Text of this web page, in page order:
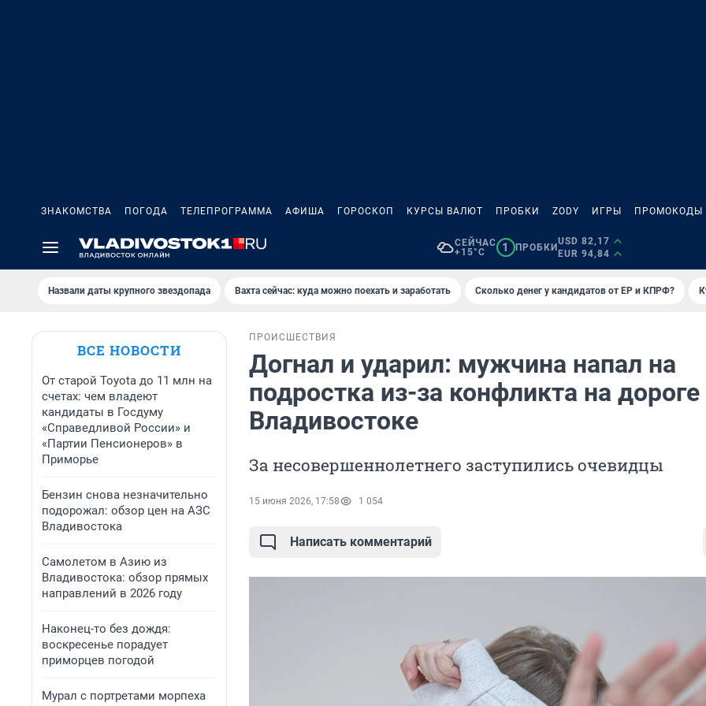
ЗНАКОМСТВА ПОГОДА ТЕЛЕПРОГРАММА АФИША ГОРОСКОП КУРСЫ ВАЛЮТ ПРОБКИ ZODY ИГРЫ ПРОМОКОДЫ
СЕЙЧАС
+15°C
1 ПРОБКИ
USD 82,17
EUR 94,84
Назвали даты крупного звездопада Вахта сейчас: куда можно поехать и заработать Сколько денег у кандидатов от ЕР и КПРФ?
ВСЕ НОВОСТИ
От старой Toyota до 11 млн на
счетах: чем владеют
кандидаты в Госдуму
«Справедливой России» и
«Партии Пенсионеров» в
Приморье
Бензин снова незначительно
подорожал: обзор цен на АЗС
Владивостока
Самолетом в Азию из
Владивостока: обзор прямых
направлений в 2026 году
Наконец-то без дождя:
воскресенье порадует
приморцев погодой
Мурал с портретами морпеха
ПРОИСШЕСТВИЯ
Догнал и ударил: мужчина напал на
подростка из-за конфликта на дороге
Владивостоке
За несовершеннолетнего заступились очевидцы
15 июня 2026, 17:58 1 054
Написать комментарий